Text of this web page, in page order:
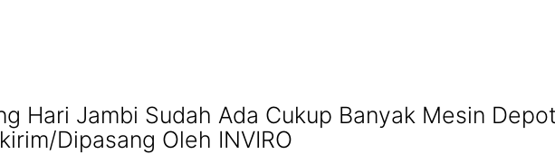
Hari Jambi Sudah Ada Cukup Banyak Mesin
Dipasang Oleh INVIRO